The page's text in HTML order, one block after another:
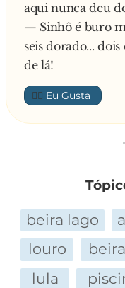
aqui nunca deu
— Sinhô é buro
seis dorado...
de lá!
👍🏼
beira lago
louro
lula